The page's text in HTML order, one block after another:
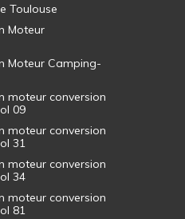
Toulouse
Moteur
Moteur Camping-
moteur conversion
09
moteur conversion
31
moteur conversion
34
moteur conversion
81